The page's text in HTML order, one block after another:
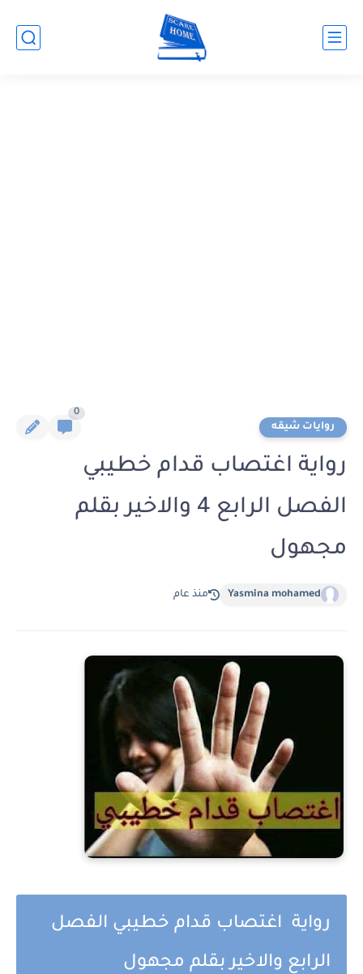
روايات شيقه
0
رواية اغتصاب قدام خطيبي
الفصل الرابع 4 والاخير بقلم
مجهول
Yasmina mohamed منذ عام
رواية اغتصاب قدام خطيبي الفصل
الرابع والاخير بقلم مجهول